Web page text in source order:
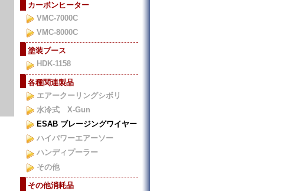
カーボンヒーター
VMC-7000C
VMC-8000C
塗装ブース
HDK-1158
各種関連製品
エアークーリングシボリ
水冷式 X-Gun
ESAB ブレージングワイヤー
ハイパワーエアーソー
ハンディプーラー
その他
その他消耗品